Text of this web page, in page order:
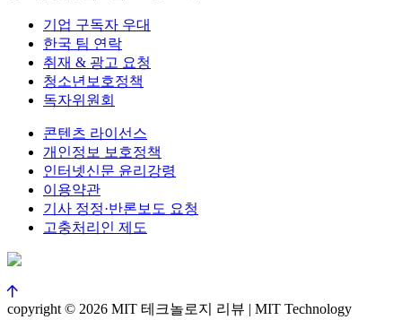
기업 구독자 우대
한국 팀 연락
취재 & 광고 요청
청소년보호정책
독자위원회
콘텐츠 라이선스
개인정보 보호정책
인터넷신문 윤리강령
이용약관
기사 정정·반론보도 요청
고충처리인 제도
copyright © 2026 MIT 테크놀로지 리뷰 | MIT Technology